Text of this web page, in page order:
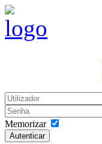
Memorizar
Autenticar